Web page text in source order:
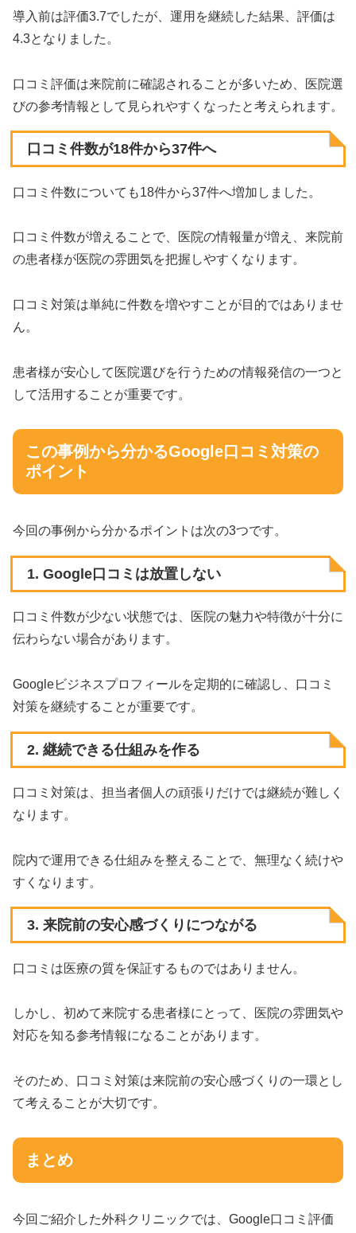
導入前は評価3.7でしたが、運用を継続した結果、評価は
4.3となりました。
口コミ評価は来院前に確認されることが多いため、医院選
びの参考情報として見られやすくなったと考えられます。
口コミ件数が18件から37件へ
口コミ件数についても18件から37件へ増加しました。
口コミ件数が増えることで、医院の情報量が増え、来院前
の患者様が医院の雰囲気を把握しやすくなります。
口コミ対策は単純に件数を増やすことが目的ではありませ
ん。
患者様が安心して医院選びを行うための情報発信の一つと
して活用することが重要です。
この事例から分かるGoogle口コミ対策の
ポイント
今回の事例から分かるポイントは次の3つです。
1. Google口コミは放置しない
口コミ件数が少ない状態では、医院の魅力や特徴が十分に
伝わらない場合があります。
Googleビジネスプロフィールを定期的に確認し、口コミ
対策を継続することが重要です。
2. 継続できる仕組みを作る
口コミ対策は、担当者個人の頑張りだけでは継続が難しく
なります。
院内で運用できる仕組みを整えることで、無理なく続けや
すくなります。
3. 来院前の安心感づくりにつながる
口コミは医療の質を保証するものではありません。
しかし、初めて来院する患者様にとって、医院の雰囲気や
対応を知る参考情報になることがあります。
そのため、口コミ対策は来院前の安心感づくりの一環とし
て考えることが大切です。
まとめ
今回ご紹介した外科クリニックでは、Google口コミ評価